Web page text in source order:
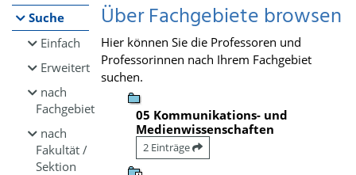
Suche
Einfach
Erweitert
nach
Fachgebiet
nach
Fakultät /
Sektion
Über Fachgebiete browsen
Hier können Sie die Professoren und
Professorinnen nach Ihrem Fachgebiet
suchen.
05 Kommunikations- und
Medienwissenschaften
2 Einträge